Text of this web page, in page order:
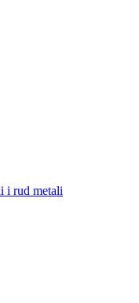
i rud metali